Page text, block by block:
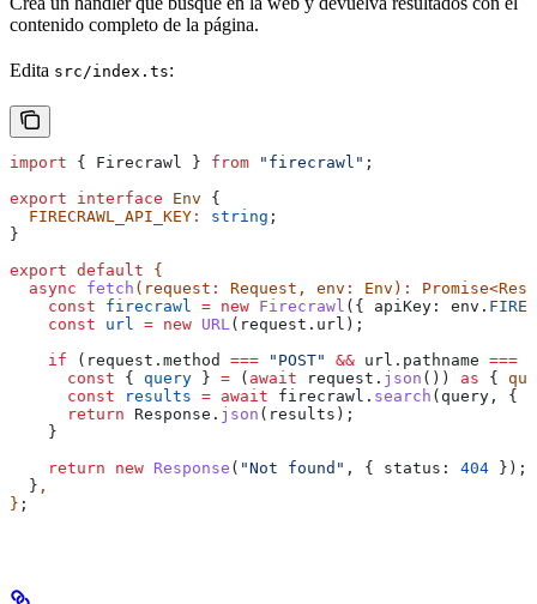
contenido completo de la página.
Edita src/index.ts:
import { Firecrawl } from "firecrawl" ;
export interface Env {
  FIRECRAWL_API_KEY
: string ;
}
export default {
  async
fetch ( request : Request , env : Env ) : Promise<
    const
firecrawl = new Firecrawl ({ apiKey: env .
    const
url = new URL ( request . url );
    if
( request . method === "POST" && url . pathname ===
      const
{ query } = ( await request . json ()) as {
      const
results = await firecrawl . search ( query , {
      return
Response . json ( results );
    }
    return
new Response ( "Not found" , { status: 404 });
  }
,
} ;